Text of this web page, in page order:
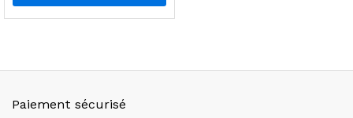
Paiement sécurisé